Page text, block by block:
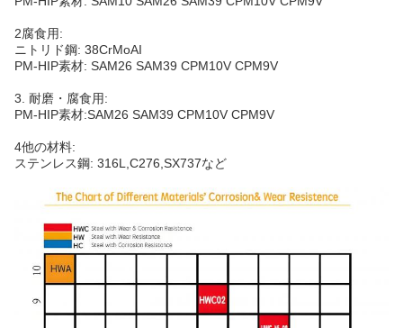
2腐食用:
ニトリド鋼: 38CrMoAI
PM-HIP素材: SAM26 SAM39 CPM10V CPM9V
3. 耐磨・腐食用:
PM-HIP素材:SAM26 SAM39 CPM10V CPM9V
4他の材料:
ステンレス鋼: 316L,C276,SX737など